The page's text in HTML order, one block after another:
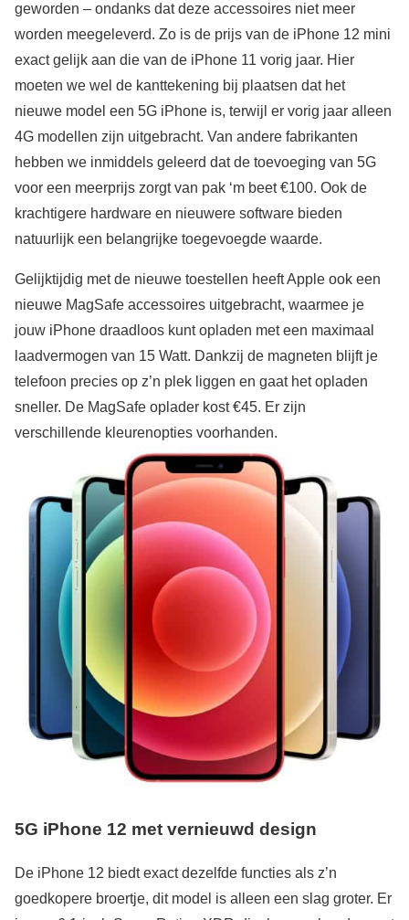
geworden – ondanks dat deze accessoires niet meer
worden meegeleverd. Zo is de prijs van de iPhone 12 mini
exact gelijk aan die van de iPhone 11 vorig jaar. Hier
moeten we wel de kanttekening bij plaatsen dat het
nieuwe model een 5G iPhone is, terwijl er vorig jaar alleen
4G modellen zijn uitgebracht. Van andere fabrikanten
hebben we inmiddels geleerd dat de toevoeging van 5G
voor een meerprijs zorgt van pak ‘m beet €100. Ook de
krachtigere hardware en nieuwere software bieden
natuurlijk een belangrijke toegevoegde waarde.
Gelijktijdig met de nieuwe toestellen heeft Apple ook een
nieuwe MagSafe accessoires uitgebracht, waarmee je
jouw iPhone draadloos kunt opladen met een maximaal
laadvermogen van 15 Watt. Dankzij de magneten blijft je
telefoon precies op z’n plek liggen en gaat het opladen
sneller. De MagSafe oplader kost €45. Er zijn
verschillende kleurenopties voorhanden.
5G iPhone 12 met vernieuwd design
De iPhone 12 biedt exact dezelfde functies als z’n
goedkopere broertje, dit model is alleen een slag groter. Er